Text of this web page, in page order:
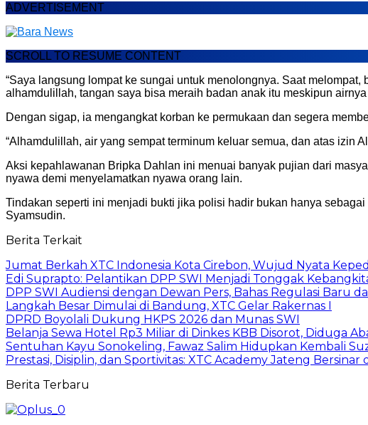
ADVERTISEMENT
SCROLL TO RESUME CONTENT
“Saya langsung lompat ke sungai untuk menolongnya. Saat
alhamdulillah, tangan saya bisa meraih badan anak itu meskipun
Dengan sigap, ia mengangkat korban ke permukaan dan segera
“Alhamdulillah, air yang sempat terminum keluar semua, dan atas izin
Aksi kepahlawanan Bripka Dahlan ini menuai banyak pujian dari
nyawa demi menyelamatkan nyawa orang lain.
Tindakan seperti ini menjadi bukti jika polisi hadir bukan hanya
Syamsudin.
Berita Terkait
Jumat Berkah XTC Indonesia Kota Cirebon, Wujud Nyata
Edi Suprapto: Pelantikan DPP SWI Menjadi Tonggak
DPP SWI Audiensi dengan Dewan Pers, Bahas Regulasi Baru
Langkah Besar Dimulai di Bandung, XTC Gelar Rakernas I
DPRD Boyolali Dukung HKPS 2026 dan Munas SWI
Belanja Sewa Hotel Rp3 Miliar di Dinkes KBB Disorot, Diduga
Sentuhan Kayu Sonokeling, Fawaz Salim Hidupkan Kembali
Prestasi, Disiplin, dan Sportivitas: XTC Academy Jateng Bersinar
Berita Terbaru